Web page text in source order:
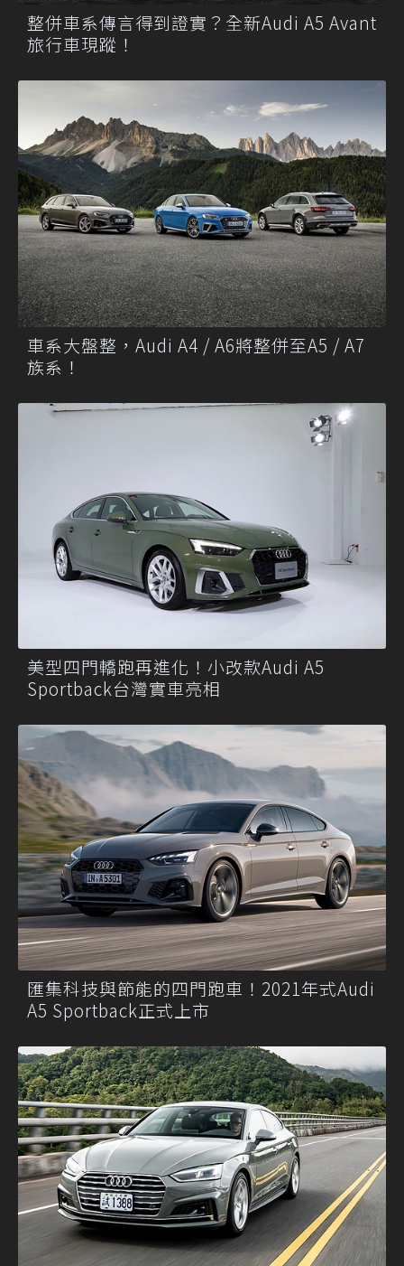
整併車系傳言得到證實？全新Audi A5 Avant
旅行車現蹤！
車系大盤整，Audi A4 / A6將整併至A5 / A7
族系！
美型四門轎跑再進化！小改款Audi A5
Sportback台灣實車亮相
匯集科技與節能的四門跑車！2021年式Audi
A5 Sportback正式上市